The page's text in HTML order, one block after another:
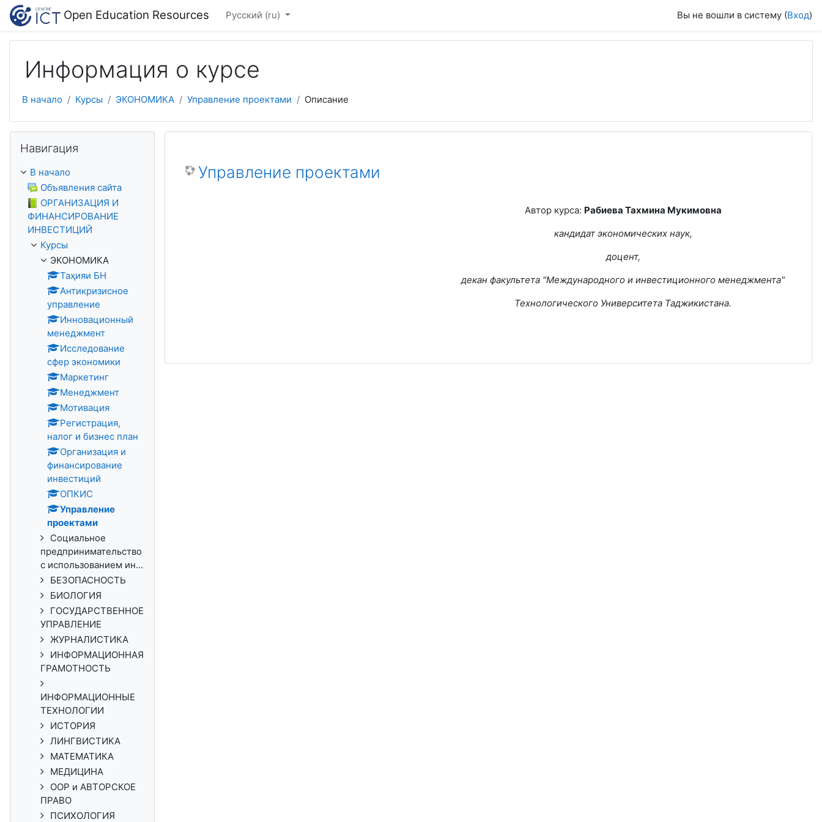
Перейти к основному содержанию
Open Education Resources Русский ‎(ru)‎ Вы не вошли в систему (Вход)
Информация о курсе
В начало Курсы ЭКОНОМИКА Управление проектами Описание
Управление проектами
Автор курса: Рабиева Тахмина Мукимовна
кандидат экономических наук,
доцент,
декан факультета "Международного и инвестиционного менеджмента"
Технологического Университета Таджикистана.
Навигация
В начало
Объявления сайта
ОРГАНИЗАЦИЯ И
ФИНАНСИРОВАНИЕ
ИНВЕСТИЦИЙ
Курсы
ЭКОНОМИКА
Таҳияи БН
Антикризисное
управление
Инновационный
менеджмент
Исследование
сфер экономики
Маркетинг
Менеджмент
Мотивация
Регистрация,
налог и бизнес план
Организация и
финансирование
инвестиций
ОПКИС
Управление
проектами
Социальное
предпринимательство
с использованием ин...
БЕЗОПАСНОСТЬ
БИОЛОГИЯ
ГОСУДАРСТВЕННОЕ
УПРАВЛЕНИЕ
ЖУРНАЛИСТИКА
ИНФОРМАЦИОННАЯ
ГРАМОТНОСТЬ
ИНФОРМАЦИОННЫЕ
ТЕХНОЛОГИИ
ИСТОРИЯ
ЛИНГВИСТИКА
МАТЕМАТИКА
МЕДИЦИНА
ООР и АВТОРСКОЕ
ПРАВО
ПСИХОЛОГИЯ